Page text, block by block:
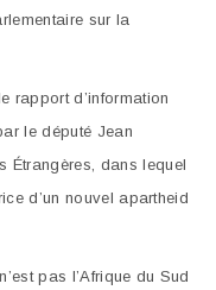
sur la
rapport d’information
le député Jean
Étrangères, dans lequel
d’un nouvel apartheid
pas l’Afrique du Sud